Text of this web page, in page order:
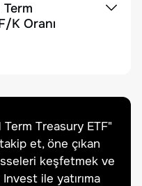
K Oranı
Treasury ETF"
et, öne çıkan
keşfetmek ve
ile yatırıma